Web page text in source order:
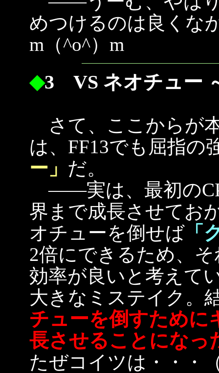
めつけるのは良くな
m（^o^）m
◆3 VS ネオチュー
さて、ここからが
は、FF13でも屈指の
ー」 だ。
――実は、最初の
界まで成長させてお
オチューを倒せば 「
2倍にできるため、
効率が良いと考えて
大きなミステイク。
チューを倒すために
長させることになっ
たぜコイツは・・・